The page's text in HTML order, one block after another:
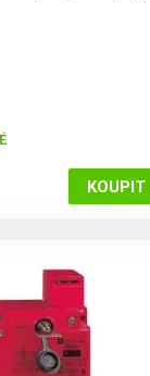
40 x 10 mm